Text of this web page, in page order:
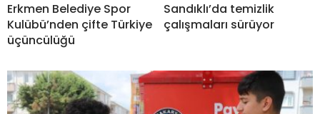
Erkmen Belediye Spor
Kulübü’nden çifte Türkiye
üçüncülüğü
Sandıklı’da temizlik
çalışmaları sürüyor